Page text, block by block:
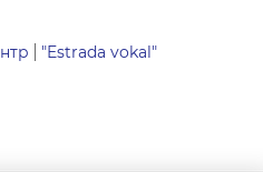
"Estrada vokal"